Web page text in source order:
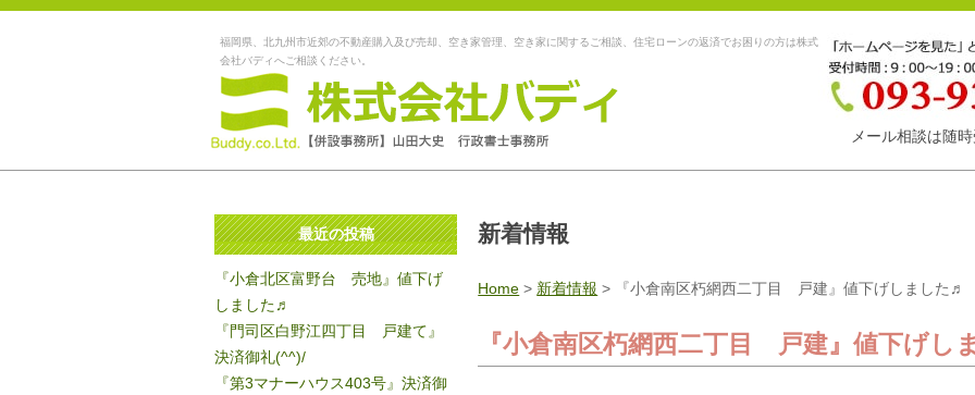
福岡県、北九州市近郊の不動産購入及び売却、空き家管理、空き家に関するご相談、住宅ローンの返済でお困りの方は株式
会社バディへご相談ください。
メール相談は随
新着情報
Home > 新着情報 > 『小倉南区朽網西二丁目 戸建』値下げしました♬
『小倉南区朽網西二丁目 戸建』値下げし
最近の投稿
『小倉北区富野台 売地』値下げ
しました♬
『門司区白野江四丁目 戸建て』
決済御礼(^^)/
『第3マナーハウス403号』決済御